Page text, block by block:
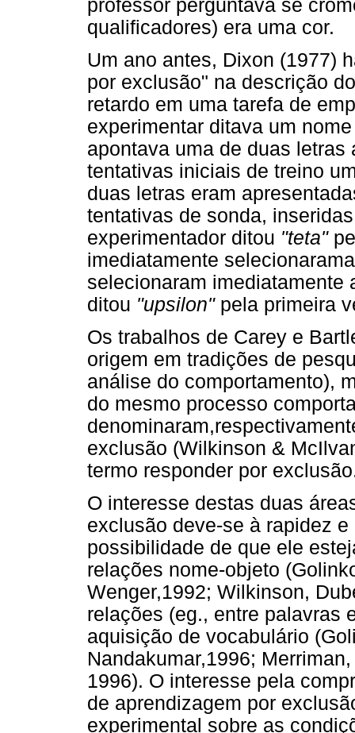
professor perguntava se
qualificadores) era uma cor.
Um ano antes, Dixon (1977)
por exclusão" na descrição
retardo em uma tarefa de
experimentar ditava um
apontava uma de duas
tentativas iniciais de treino
duas letras eram
tentativas de sonda,
experimentador ditou "teta"
imediatamente
selecionaram imediatamente
ditou "upsilon"pela primeira
Os trabalhos de Carey e
origem em tradições de
análise do comportamento),
do mesmo processo
exclusão (Wilkinson &
termo responder por
O interesse destas duas
exclusão deve-se à rapidez
possibilidade de que ele
relações nome-objeto
Wenger,1992; Wilkinson,
relações (eg., entre palavras
aquisição de vocabulário
Nandakumar,1996;
1996). O interesse pela
de aprendizagem por
experimental sobre as